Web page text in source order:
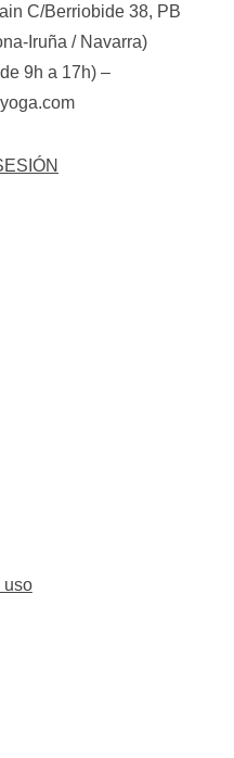
C/Berriobide 38, PB
Iruña / Navarra)
9h a 17h) –
uso